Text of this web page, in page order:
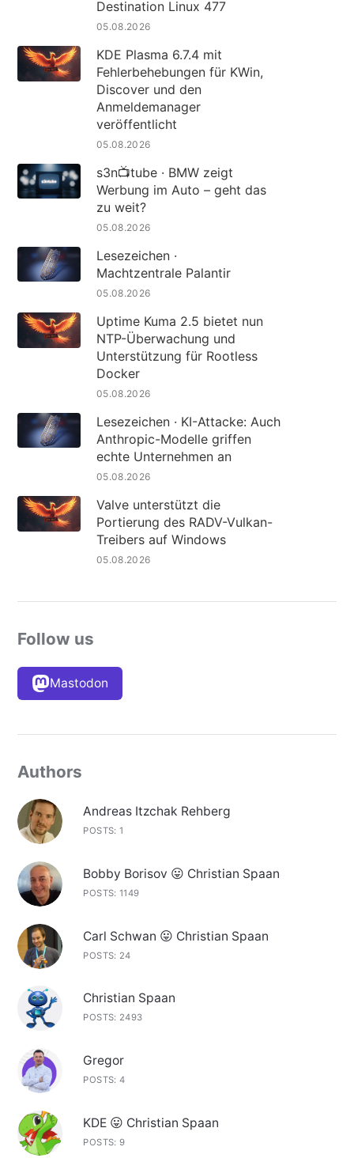
Destination Linux 477
05.08.2026
KDE Plasma 6.7.4 mit
Fehlerbehebungen für KWin,
Discover und den
Anmeldemanager
veröffentlicht
05.08.2026
s3n📺tube · BMW zeigt
Werbung im Auto – geht das
zu weit?
05.08.2026
Lesezeichen ·
Machtzentrale Palantir
05.08.2026
Uptime Kuma 2.5 bietet nun
NTP-Überwachung und
Unterstützung für Rootless
Docker
05.08.2026
Lesezeichen · KI-Attacke: Auch
Anthropic-Modelle griffen
echte Unternehmen an
05.08.2026
Valve unterstützt die
Portierung des RADV-Vulkan-
Treibers auf Windows
05.08.2026
Follow us
Mastodon
Authors
Andreas Itzchak Rehberg
POSTS: 1
Bobby Borisov 😛 Christian Spaan
POSTS: 1149
Carl Schwan 😛 Christian Spaan
POSTS: 24
Christian Spaan
POSTS: 2493
Gregor
POSTS: 4
KDE 😛 Christian Spaan
POSTS: 9